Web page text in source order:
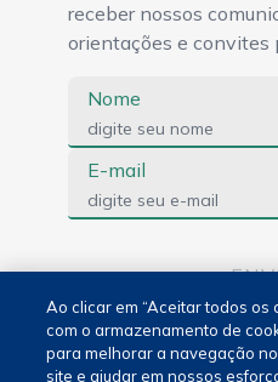
receber nossos
orientações e convites
Nome
E-mail
Português - PT
Ao clicar em “Aceitar todos os
com o armazenamento de
para melhorar a navegação
site e ajudar em nossos